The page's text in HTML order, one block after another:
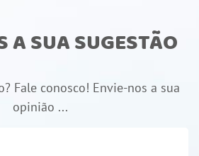
A SUA SUGESTÃO
Fale conosco! Envie-nos a sua
opinião ...